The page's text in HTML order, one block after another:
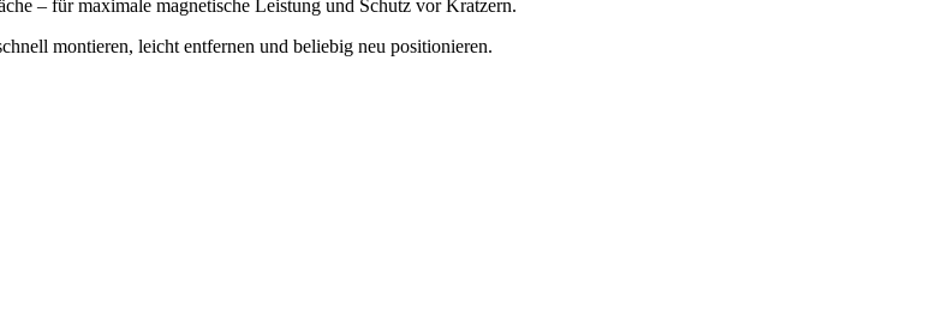
– für maximale magnetische Leistung und Schutz vor Kratzern.
montieren, leicht entfernen und beliebig neu positionieren.